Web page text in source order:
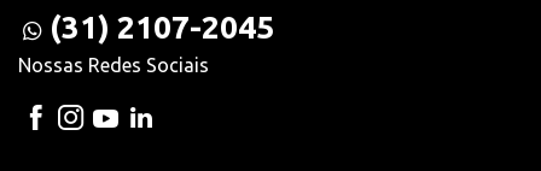
(31) 2107-2045
Nossas Redes Sociais